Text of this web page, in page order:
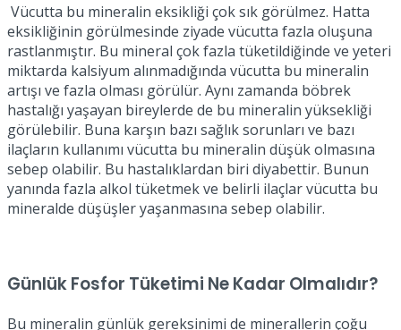
Vücutta bu mineralin eksikliği çok sık görülmez. Hatta
eksikliğinin görülmesinde ziyade vücutta fazla oluşuna
rastlanmıştır. Bu mineral çok fazla tüketildiğinde ve yeteri
miktarda kalsiyum alınmadığında vücutta bu mineralin
artışı ve fazla olması görülür. Aynı zamanda böbrek
hastalığı yaşayan bireylerde de bu mineralin yüksekliği
görülebilir. Buna karşın bazı sağlık sorunları ve bazı
ilaçların kullanımı vücutta bu mineralin düşük olmasına
sebep olabilir. Bu hastalıklardan biri diyabettir. Bunun
yanında fazla alkol tüketmek ve belirli ilaçlar vücutta bu
mineralde düşüşler yaşanmasına sebep olabilir.
Günlük Fosfor Tüketimi Ne Kadar Olmalıdır?
Bu mineralin günlük gereksinimi de minerallerin çoğu